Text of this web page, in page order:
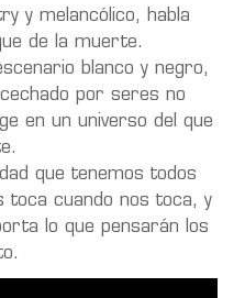
y melancólico, habla
de la muerte.
blanco y negro,
por seres no
en un universo del que
que tenemos todos
toca cuando nos toca, y
lo que pensarán los